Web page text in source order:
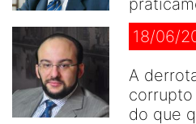
18/06/
A
do que